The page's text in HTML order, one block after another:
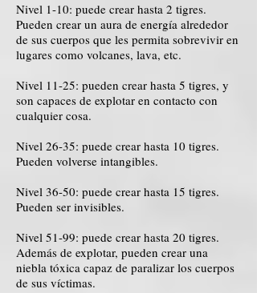
Nivel 1-10: puede crear hasta 2 tigres.
Pueden crear un aura de energía alrededor
de sus cuerpos que les permita sobrevivir en
lugares como volcanes, lava, etc.
Nivel 11-25: pueden crear hasta 5 tigres, y
son capaces de explotar en contacto con
cualquier cosa.
Nivel 26-35: puede crear hasta 10 tigres.
Pueden volverse intangibles.
Nivel 36-50: puede crear hasta 15 tigres.
Pueden ser invisibles.
Nivel 51-99: puede crear hasta 20 tigres.
Además de explotar, pueden crear una
niebla tóxica capaz de paralizar los cuerpos
de sus víctimas.